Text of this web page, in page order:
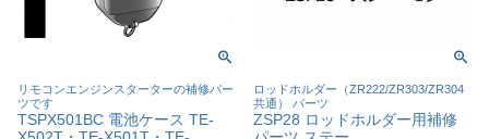
リモコンエンジンスターターの補修パー
ツです
TSPX501BC 電池ケース TE-
ロッドホルダー（ZR222/ZR303/ZR304
共通） パーツ
ZSP28 ロッドホルダー用補修